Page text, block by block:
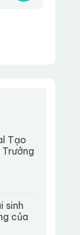
Tạo
sinh
của